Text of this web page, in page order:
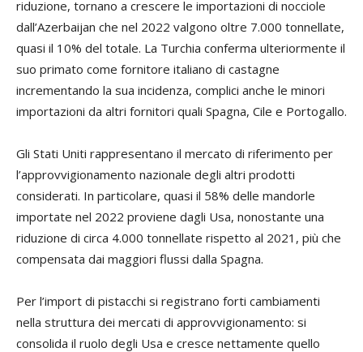
riduzione, tornano a crescere le importazioni di nocciole
dall’Azerbaijan che nel 2022 valgono oltre 7.000 tonnellate,
quasi il 10% del totale. La Turchia conferma ulteriormente il
suo primato come fornitore italiano di castagne
incrementando la sua incidenza, complici anche le minori
importazioni da altri fornitori quali Spagna, Cile e Portogallo.
Gli Stati Uniti rappresentano il mercato di riferimento per
l’approvvigionamento nazionale degli altri prodotti
considerati. In particolare, quasi il 58% delle mandorle
importate nel 2022 proviene dagli Usa, nonostante una
riduzione di circa 4.000 tonnellate rispetto al 2021, più che
compensata dai maggiori flussi dalla Spagna.
Per l’import di pistacchi si registrano forti cambiamenti
nella struttura dei mercati di approvvigionamento: si
consolida il ruolo degli Usa e cresce nettamente quello